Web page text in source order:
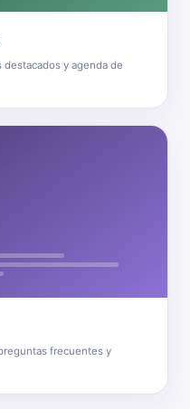
y agenda de
frecuentes y